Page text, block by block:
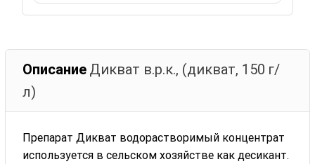
Описание Дикват в.р.к., (дикват, 150 г/
л)
Препарат Дикват водорастворимый концентрат
используется в сельском хозяйстве как десикант.